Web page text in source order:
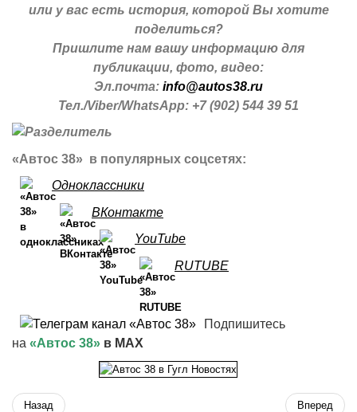
или у вас есть история, которой Вы хотите
поделиться?
Пришлите нам вашу информацию для
публикации, фото, видео:
Эл.почта: info@autos38.ru
Тел./Viber/WhatsApp: +7 (902) 544 39 51
«Автос 38» в популярных соцсетях:
Одноклассники
ВКонтакте
YouTube
RUTUBE
Подпишитесь
на «Автос 38» в MAX
Назад Вперед